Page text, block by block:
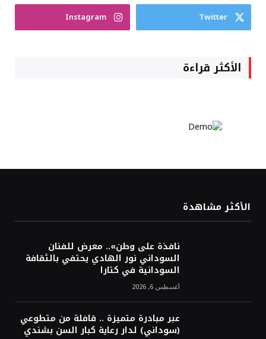
Twitter
Instagram
الأكثر قراءة
الأكثر مشاهدة
نافذة على وطن».. معرض للفنان
السوداني نور الهادي يحتفي بالثقافة
السودانية في كتارا
أغسطس 6, 2026
عبر مبادرة متميزة .. قافلة من متطوعي
(سوداني) لدار رعاية كبار السن بشندي